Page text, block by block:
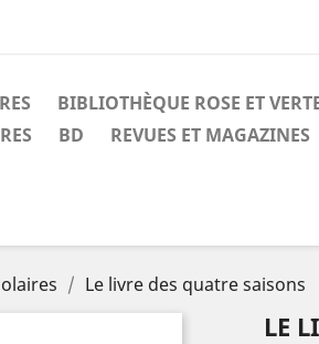
BIBLIOTHÈQUE ROSE ET
BD REVUES ET MAGAZINES
Le livre des quatre saisons
LE